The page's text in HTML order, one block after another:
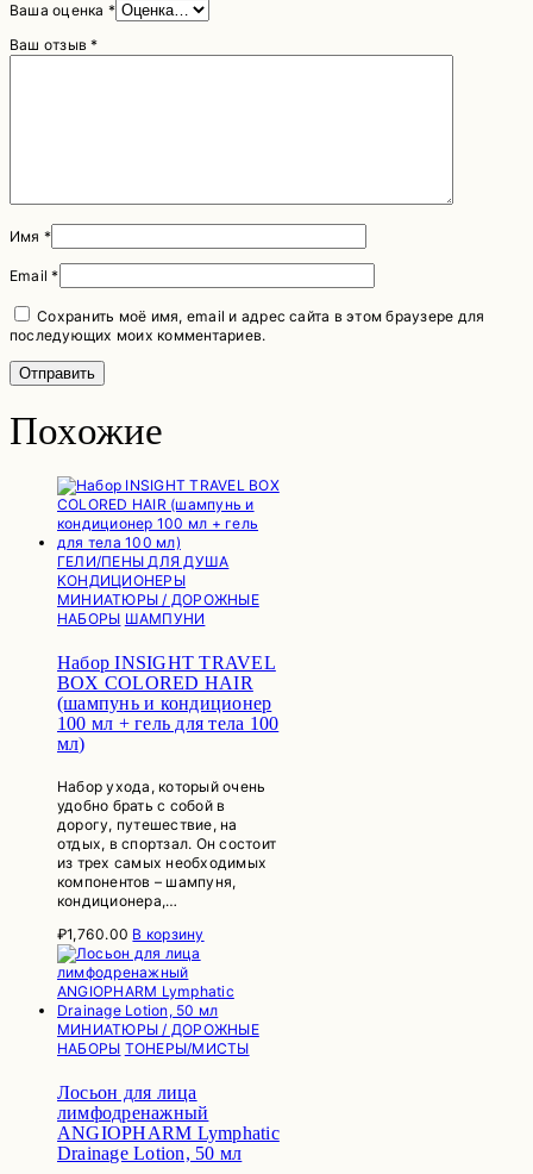
Ваша оценка *
Ваш отзыв*
Имя *
Email*
Сохранить моё имя, email и адрес сайта в этом браузере для
последующих моих комментариев.
Похожие
ГЕЛИ/ПЕНЫ ДЛЯ ДУША
КОНДИЦИОНЕРЫ
МИНИАТЮРЫ / ДОРОЖНЫЕ
НАБОРЫ ШАМПУНИ
Набор INSIGHT TRAVEL
BOX COLORED HAIR
(шампунь и кондиционер
100 мл + гель для тела 100
мл)
Набор ухода, который очень
удобно брать с собой в
дорогу, путешествие, на
отдых, в спортзал. Он состоит
из трех самых необходимых
компонентов – шампуня,
кондиционера,…
₽1,760.00 В корзину
МИНИАТЮРЫ / ДОРОЖНЫЕ
НАБОРЫ ТОНЕРЫ/МИСТЫ
Лосьон для лица
лимфодренажный
ANGIOPHARM Lymphatic
Drainage Lotion, 50 мл